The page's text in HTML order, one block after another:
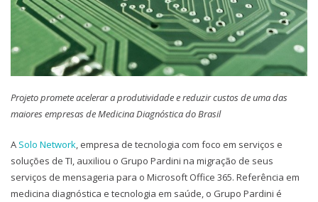
Projeto promete acelerar a produtividade e reduzir custos de uma das
maiores empresas de Medicina Diagnóstica do Brasil
A Solo Network, empresa de tecnologia com foco em serviços e
soluções de TI, auxiliou o Grupo Pardini na migração de seus
serviços de mensageria para o Microsoft Office 365. Referência em
medicina diagnóstica e tecnologia em saúde, o Grupo Pardini é